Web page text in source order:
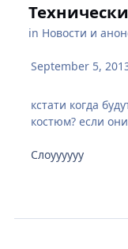
in Новости и
September 5,
кстати когда
костюм? если
Слоуууууу